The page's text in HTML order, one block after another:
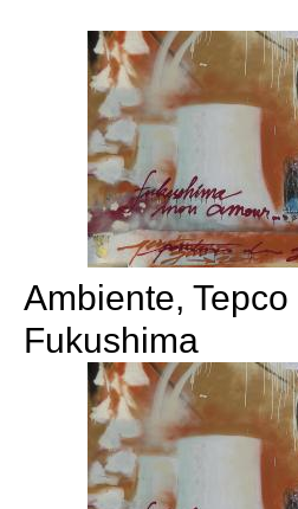
Ambiente,
Fukushima